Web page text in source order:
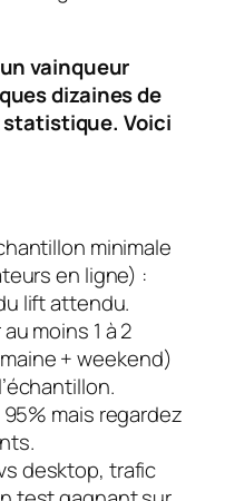
vainqueur
dizaines de
Voici
minimale
en ligne) :
lift attendu.
moins 1 à 2
+ weekend)
mais regardez
desktop, trafic